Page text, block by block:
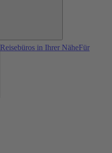
Reisebüros in Ihrer NäheFür